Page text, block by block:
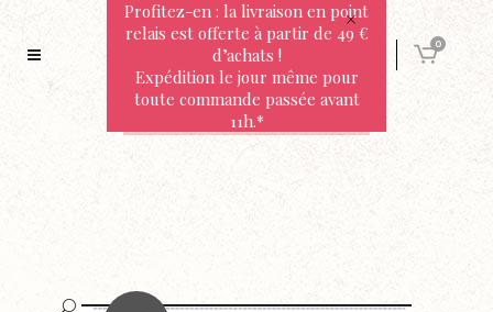
0
Profitez-en : la livraison en point
relais est offerte à partir de 49 €
d’achats !
Expédition le jour même pour
toute commande passée avant
11h.*